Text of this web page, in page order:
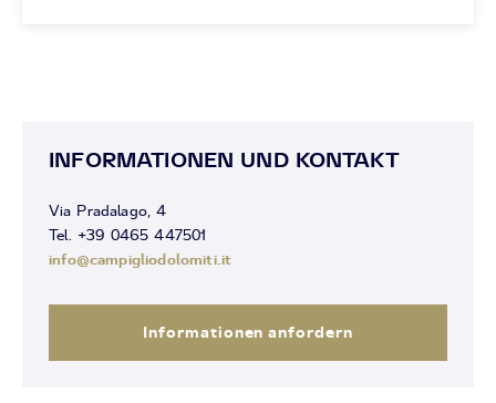
INFORMATIONEN UND KONTAKT
Via Pradalago, 4
Tel. +39 0465 447501
info@campigliodolomiti.it
Informationen anfordern